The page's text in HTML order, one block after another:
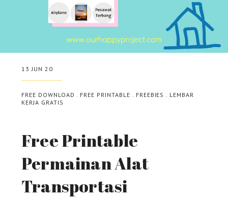
13 JUN 20
FREE DOWNLOAD FREE PRINTABLE FREEBIES
LEMBAR
KERJA GRATIS
Free Printable
Permainan Alat
Transportasi